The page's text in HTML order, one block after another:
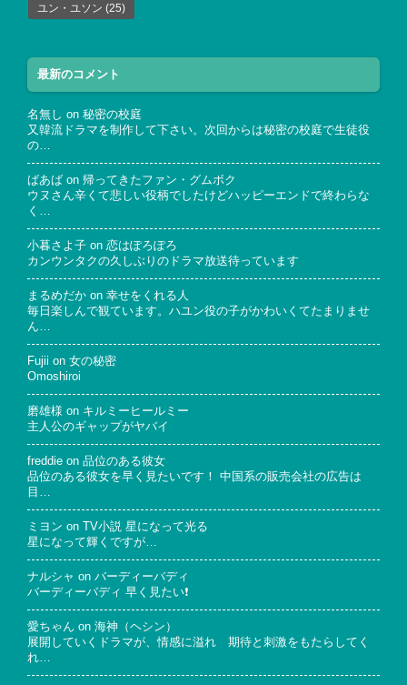
ユン・ユソン (25)
最新のコメント
名無し on 秘密の校庭
又韓流ドラマを制作して下さい。次回からは秘密の校庭で生徒役
の…
ばあば on 帰ってきたファン・グムボク
ウヌさん辛くて悲しい役柄でしたけどハッピーエンドで終わらな
く…
小暮さよ子 on 恋はぽろぽろ
カンウンタクの久しぶりのドラマ放送待っています
まるめだか on 幸せをくれる人
毎日楽しんで観ています。ハユン役の子がかわいくてたまりませ
ん…
Fujii on 女の秘密
Omoshiroi
磨雄様 on キルミーヒールミー
主人公のギャップがヤバイ
freddie on 品位のある彼女
品位のある彼女を早く見たいです！ 中国系の販売会社の広告は
目…
ミヨン on TV小説 星になって光る
星になって輝くですが…
ナルシャ on バーディーバディ
バーディーバディ 早く見たい❗
愛ちゃん on 海神（ヘシン）
展開していくドラマが、情感に溢れ 期待と刺激をもたらしてく
れ…